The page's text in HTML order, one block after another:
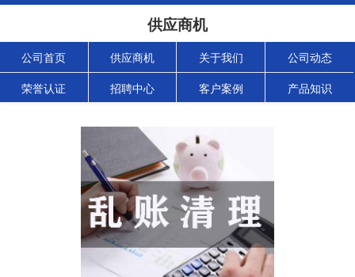
供应商机
公司首页 供应商机 关于我们 公司动态
荣誉认证 招聘中心 客户案例 产品知识